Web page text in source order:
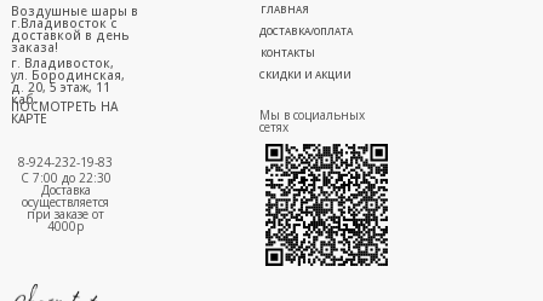
г. Владивосток,
ул. Бородинская,
д. 20, 5 этаж, 11
каб.
ПОСМОТРЕТЬ НА
КАРТЕ
ГЛАВНАЯ
ДОСТАВКА/ОПЛАТА
СКИДКИ И АКЦИИ
КОНТАКТЫ
8-924-232-19-83
С 7:00 до 22:30
Доставка
осуществляется
при заказе от
4000р
Воздушные шары в
г.Владивосток с
доставкой в день
заказа!
Мы в социальных
сетях